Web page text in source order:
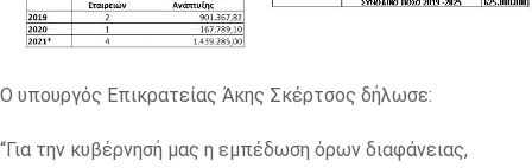
Ο υπουργός Επικρατείας Άκης Σκέρτσος δήλωσε:
“Για την κυβέρνησή μας η εμπέδωση όρων διαφάνειας,